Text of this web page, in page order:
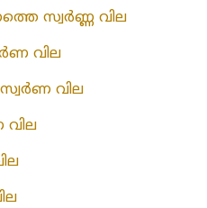
സ്വർണ്ണ വില
വില
വില